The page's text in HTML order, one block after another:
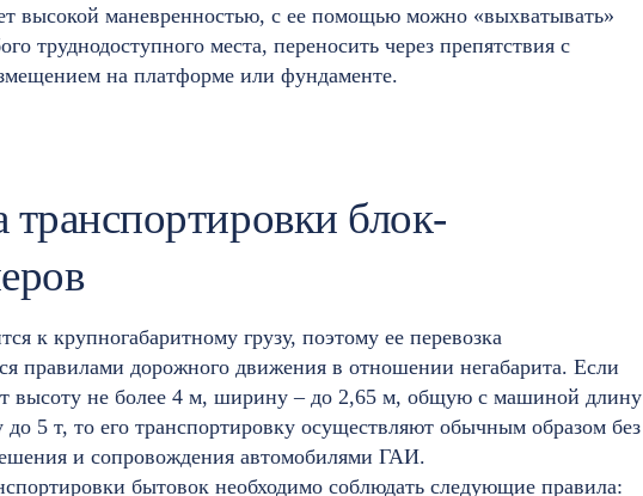
высокой маневренностью, с ее помощью можно «выхватывать»
труднодоступного места, переносить через препятствия с
на платформе или фундаменте.
транспортировки блок-
к крупногабаритному грузу, поэтому ее перевозка
правилами дорожного движения в отношении негабарита. Если
высоту не более 4 м, ширину – до 2,65 м, общую с машиной длину
5 т, то его транспортировку осуществляют обычным образом без
и сопровождения автомобилями ГАИ.
бытовок необходимо соблюдать следующие правила: